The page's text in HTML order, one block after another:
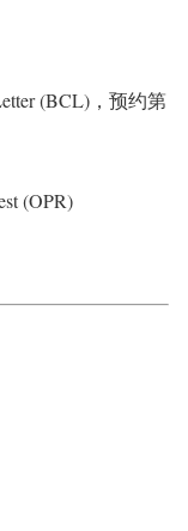
(BCL)，预约第
(OPR)